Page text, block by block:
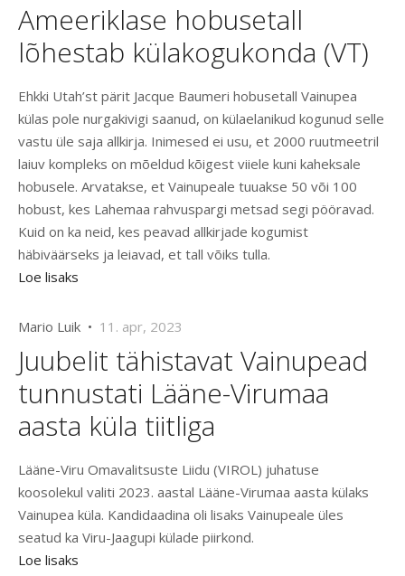
Ameeriklase hobusetall
lõhestab külakogukonda (VT)
Ehkki Utah’st pärit Jacque Baumeri hobusetall Vainupea
külas pole nurgakivigi saanud, on külaelanikud kogunud selle
vastu üle saja allkirja. Inimesed ei usu, et 2000 ruutmeetril
laiuv kompleks on mõeldud kõigest viiele kuni kaheksale
hobusele. Arvatakse, et Vainupeale tuuakse 50 või 100
hobust, kes Lahemaa rahvuspargi metsad segi pööravad.
Kuid on ka neid, kes peavad allkirjade kogumist
häbiväärseks ja leiavad, et tall võiks tulla.
Loe lisaks
Mario Luik • 11. apr, 2023
Juubelit tähistavat Vainupead
tunnustati Lääne-Virumaa
aasta küla tiitliga
Lääne-Viru Omavalitsuste Liidu (VIROL) juhatuse
koosolekul valiti 2023. aastal Lääne-Virumaa aasta külaks
Vainupea küla. Kandidaadina oli lisaks Vainupeale üles
seatud ka Viru-Jaagupi külade piirkond.
Loe lisaks